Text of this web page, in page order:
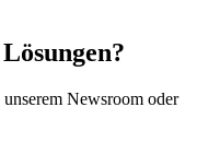
Newsroom oder